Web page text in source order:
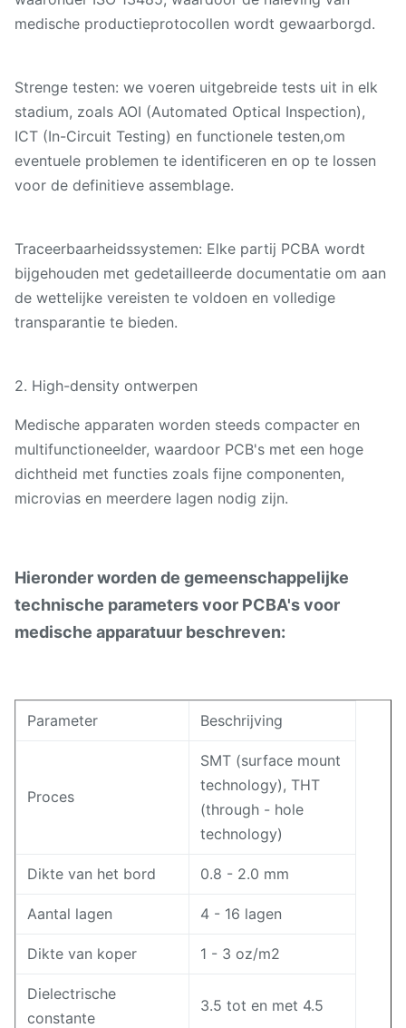
medische productieprotocollen wordt gewaarborgd.
Strenge testen: we voeren uitgebreide tests uit in elk
stadium, zoals AOI (Automated Optical Inspection),
ICT (In-Circuit Testing) en functionele testen,om
eventuele problemen te identificeren en op te lossen
voor de definitieve assemblage.
Traceerbaarheidssystemen: Elke partij PCBA wordt
bijgehouden met gedetailleerde documentatie om aan
de wettelijke vereisten te voldoen en volledige
transparantie te bieden.
2. High-density ontwerpen
Medische apparaten worden steeds compacter en
multifunctioneelder, waardoor PCB's met een hoge
dichtheid met functies zoals fijne componenten,
microvias en meerdere lagen nodig zijn.
Hieronder worden de gemeenschappelijke
technische parameters voor PCBA's voor
medische apparatuur beschreven:
Parameter Beschrijving
Proces
SMT (surface mount
technology), THT
(through - hole
technology)
Dikte van het bord 0.8 - 2.0 mm
Aantal lagen 4 - 16 lagen
Dikte van koper 1 - 3 oz/m2
Dielectrische
constante
3.5 tot en met 4.5